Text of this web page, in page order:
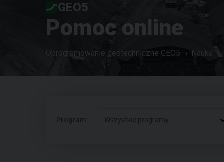
GEO5
Pomoc online
Oprogramowanie geotechniczne GEO5 Nauka
Program: Wszystkie programy